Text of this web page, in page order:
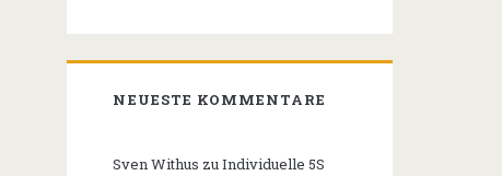
NEUESTE KOMMENTARE
Sven Withus zuIndividuelle 5S